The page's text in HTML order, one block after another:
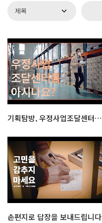
기획탐방, 우정사업조달센터를 살펴보다!
손편지로 답장을 보내드립니다